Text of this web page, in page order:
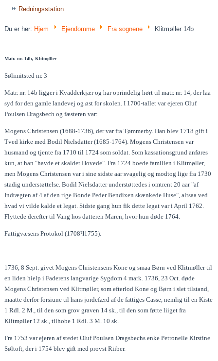
Redningsstation
Du er her: Hjem Ejendomme Fra sognene Klitmøller 14b
Matr. nr. 14b, Klitmøller
Sølimitsted nr. 3
Matr. nr. 14b ligger i Kvadderkjær og har oprindelig hørt til matr. nr. 14, der laa
syd for den gamle landevej og øst for skolen. I 1700-tallet var ejeren Oluf
Poulsen Dragsbech og fæsteren var:
Mogens Christensen (1688-1736), der var fra Tømmerby. Han blev 1718 gift i
Tved kirke med Bodil Nielsdatter (1685-1764). Mogens Christensen var
husmand og tjente fra 1710 til 1724 som soldat. Som kassationsgrund anføres
kun, at han "havde et skaldet Hovede". Fra 1724 boede familien i Klitmøller,
men Mogens Christensen var i sine sidste aar svagelig og modtog lige fra 1730
stadig understøttelse. Bodil Nielsdatter understøttedes i omtrent 20 aar "af
Indtægten af 4 af den rige Bonde Peder Bendixen skænkede Huse", altsaa ved
hvad vi vilde kalde et legat. Sidste gang hun fik dette legat var i April 1762.
Flyttede derefter til Vang hos datteren Maren, hvor hun døde 1764.
Fattigvæsens Protokol (1708Ч1755):
1736, 8 Sept. givet Mogens Christensens Kone og smaa Børn ved Klitmøller til
en liden hielp i Faderens langvarige Sygdom 4 mark. 1736, 23 Oct. døde
Mogens Christensen ved Klitmøller, som efterlod Kone og Børn i slet tilstand,
maatte derfor forsiune til hans jordefærd af de fattiges Casse, nemlig til en Kiste
1 Rdl. 2 M., til den som grov graven 14 sk., til den som førte liiget fra
Klitmøller 12 sk., tilhobe 1 Rdl. 3 M. 10 sk.
Fra 1753 var ejeren af stedet Oluf Poulsen Dragsbechs enke Petronelle Kirstine
Søltoft, der i 1754 blev gift med provst Riiber.